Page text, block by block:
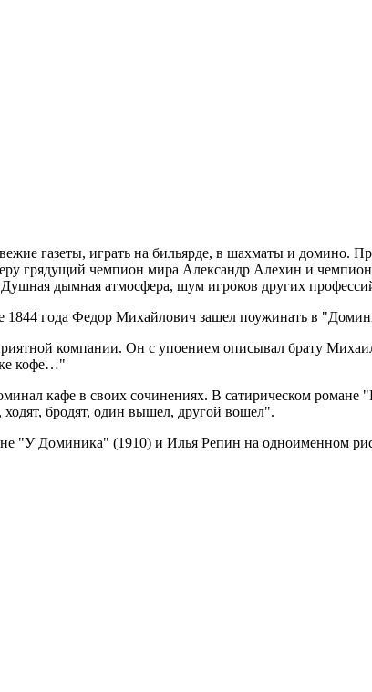
газеты, играть на бильярде, в шахматы и
грядущий чемпион мира Александр Алехин и
дымная атмосфера, шум игроков других
1844 года Федор Михайлович зашел поужинать в
компании. Он с упоением описывал брату
кофе…"
кафе в своих сочинениях. В сатирическом романе
бродят, один вышел, другой вошел".
"У Доминика" (1910) и Илья Репин на одноименном